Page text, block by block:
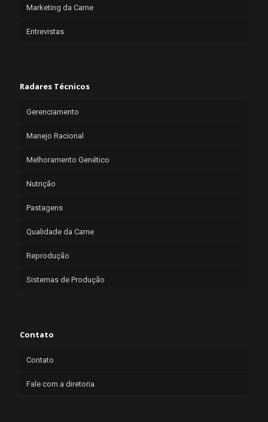
Marketing da Carne
Entrevistas
Radares Técnicos
Gerenciamento
Manejo Racional
Melhoramento Genético
Nutrição
Pastagens
Qualidade da Carne
Reprodução
Sistemas de Produção
Contato
Contato
Fale com a diretoria